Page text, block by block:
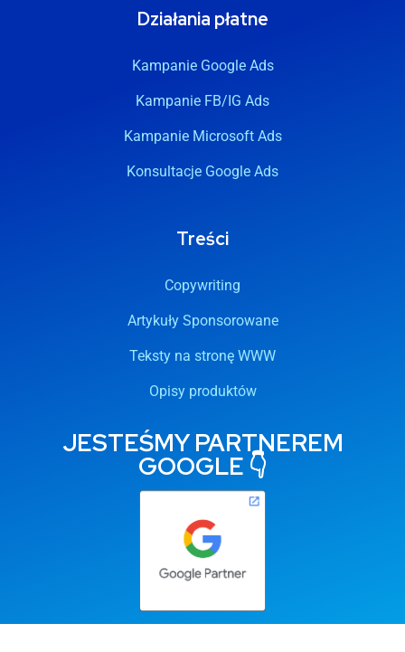
Działania płatne
Kampanie Google Ads
Kampanie FB/IG Ads
Kampanie Microsoft Ads
Konsultacje Google Ads
Treści
Copywriting
Artykuły Sponsorowane
Teksty na stronę WWW
Opisy produktów
JESTEŚMY PARTNEREM
GOOGLE 👇